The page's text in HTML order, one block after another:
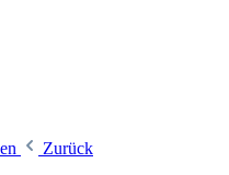
Zurück